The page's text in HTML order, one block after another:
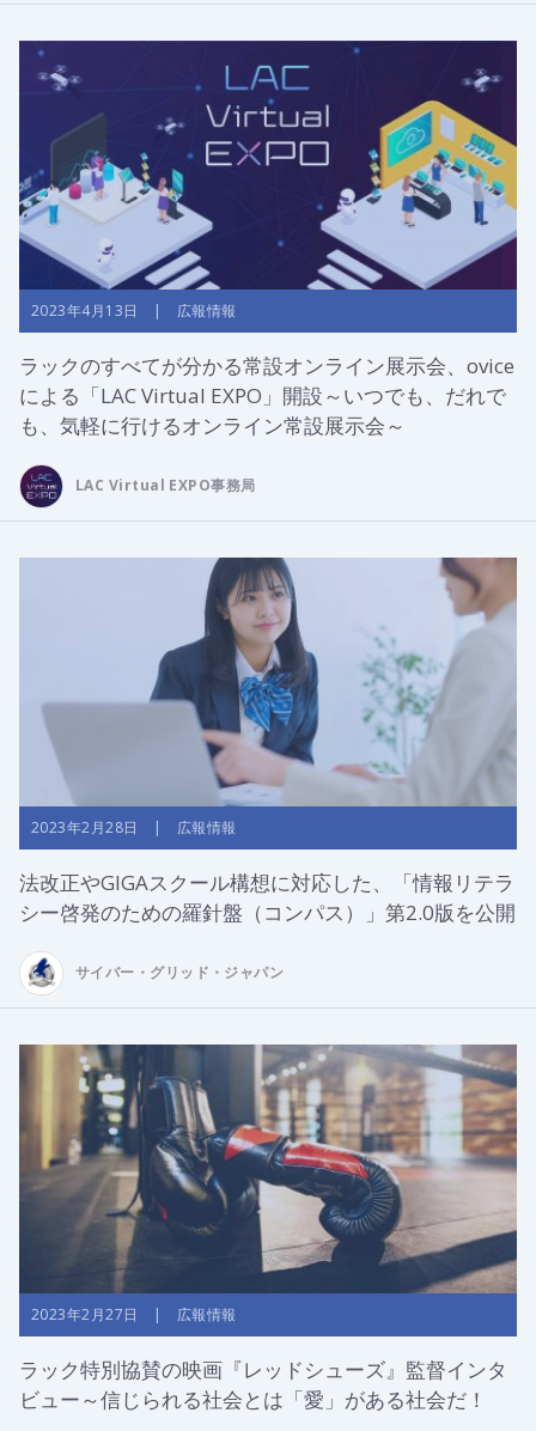
2023年4月13日 | 広報情報
ラックのすべてが分かる常設オンライン展示会、ovice
による「LAC Virtual EXPO」開設～いつでも、だれで
も、気軽に行けるオンライン常設展示会～
LAC Virtual EXPO事務局
2023年2月28日 | 広報情報
法改正やGIGAスクール構想に対応した、「情報リテラ
シー啓発のための羅針盤（コンパス）」第2.0版を公開
サイバー・グリッド・ジャパン
2023年2月27日 | 広報情報
ラック特別協賛の映画『レッドシューズ』監督インタ
ビュー～信じられる社会とは「愛」がある社会だ！